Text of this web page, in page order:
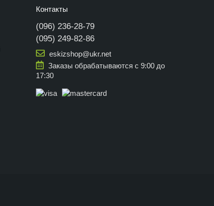
Контакты
(096) 236-28-79
(095) 249-82-86
eskizshop@ukr.net
Заказы обрабатываются с 9:00 до
17:30